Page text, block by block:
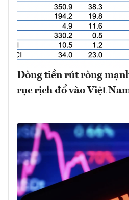
Dòng tiền rút ròng
rục rịch đổ vào Việt